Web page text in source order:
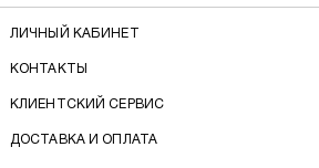
ЛИЧНЫЙ КАБИНЕТ
КОНТАКТЫ
КЛИЕНТСКИЙ СЕРВИС
ДОСТАВКА И ОПЛАТА